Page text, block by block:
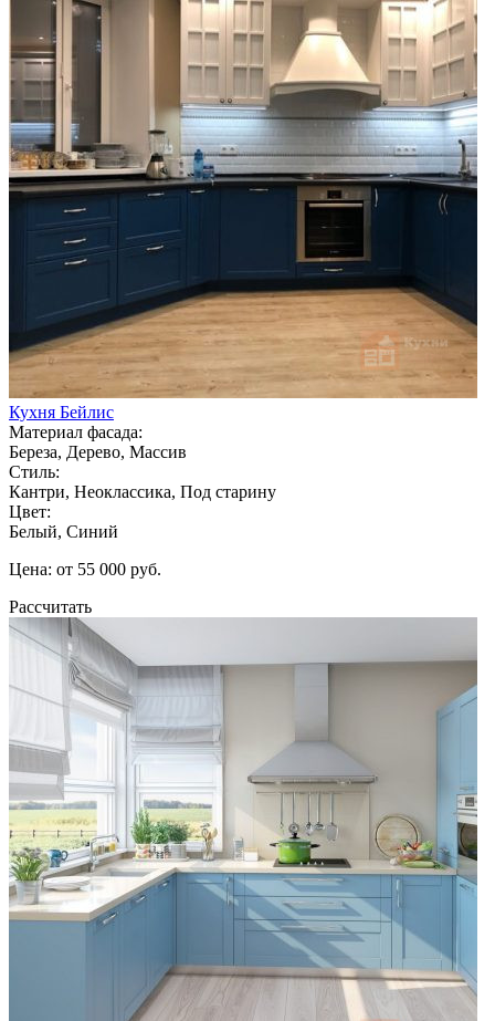
Кухня Бейлис
Материал фасада:
Береза, Дерево, Массив
Стиль:
Кантри, Неоклассика, Под старину
Цвет:
Белый, Синий
Цена: от 55 000 руб.
Рассчитать